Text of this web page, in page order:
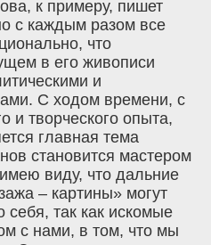
к примеру, пишет
с каждым разом все
что
в его живописи
и
С ходом времени, с
и творческого опыта,
главная тема
становится мастером
виду, что дальние
– картины» могут
себя, так как искомые
с нами, в том, что мы